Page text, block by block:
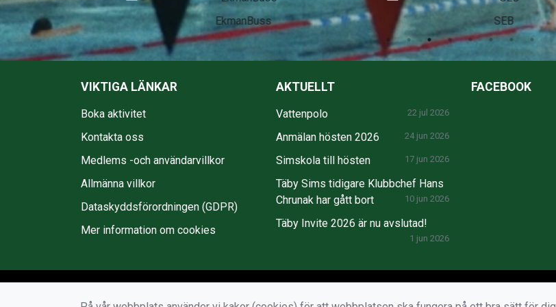
EkmanBuss SEB
VIKTIGA LÄNKAR
Boka aktivitet
Kontakta oss
Medlems -och användarvillkor
Allmänna villkor
Dataskyddsförordningen (GDPR)
Mer information om cookies
AKTUELLT
Vattenpolo 22 jul 2026
Anmälan hösten 2026 24 jun 2026
Simskola till hösten 17 jun 2026
Täby Sims tidigare Klubbchef Hans
Chrunak har gått bort
10 jun 2026
Täby Invite 2026 är nu avslutad!
1 jun 2026
FACEBOOK